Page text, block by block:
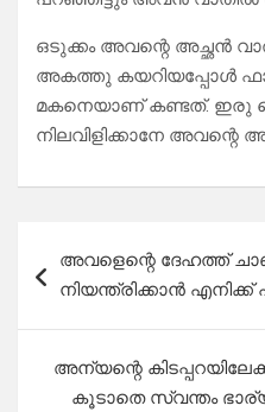
ഒടുക്കം അവന്റെ അച്ഛൻ
അകത്തു കയറിയപ്പോൾ
മകനെയാണ് കണ്ടത്. ഇരു
നിലവിളിക്കാനേ
navigation
അവളെന്റെ ദേഹത്ത്
നിയന്ത്രിക്കാന്‍
അന്യന്റെ
കൂടാതെ സ്വന്തം